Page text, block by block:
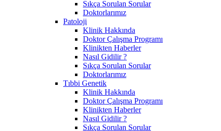
Sıkça Sorulan Sorular
Doktorlarımız
Patoloji
Klinik Hakkında
Doktor Çalışma Programı
Klinikten Haberler
Nasıl Gidilir ?
Sıkça Sorulan Sorular
Doktorlarımız
Tıbbi Genetik
Klinik Hakkında
Doktor Çalışma Programı
Klinikten Haberler
Nasıl Gidilir ?
Sıkça Sorulan Sorular